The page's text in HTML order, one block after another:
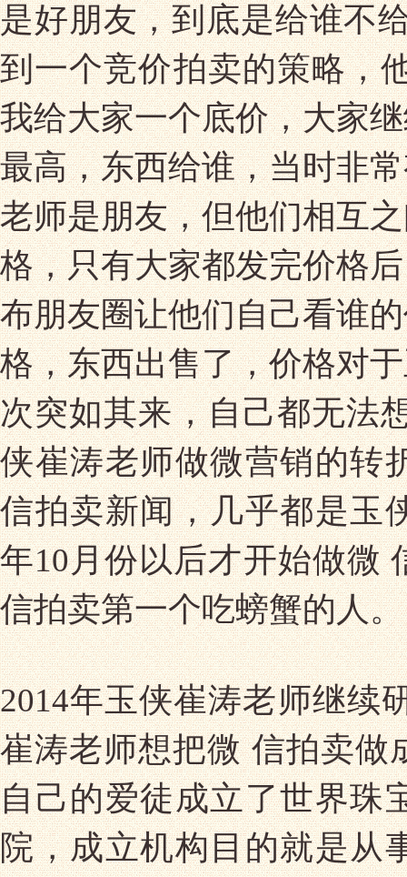
是好朋友，到底是给谁不
到一个竞价拍卖的策略，
我给大家一个底价，大家
最高，东西给谁，当时非
老师是朋友，但他们相互
格，只有大家都发完价格
布朋友圈让他们自己看谁
格，东西出售了，价格对
次突如其来，自己都无法
侠崔涛老师做微营销的转
信拍卖新闻，几乎都是玉
年10月份以后才开始做微
信拍卖第一个吃螃蟹的人。
2014年玉侠崔涛老师继续
崔涛老师想把微 信拍卖做
自己的爱徒成立了世界珠
院，成立机构目的就是从